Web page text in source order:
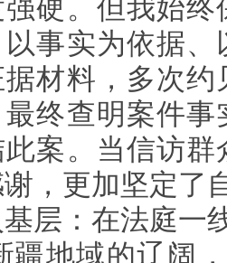
强硬。但我始
事实为依据
材料，多次
终查明案件
此案。当信访
谢，更加坚定了
层：在法庭一
疆地域的辽阔